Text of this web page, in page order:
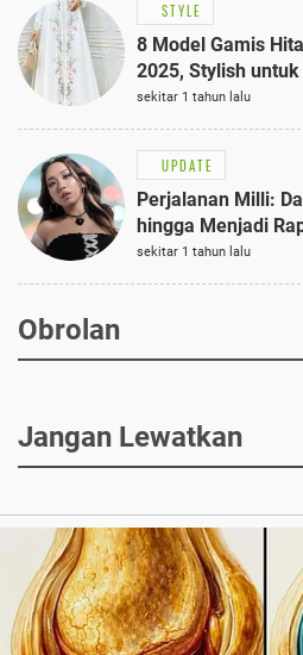
STYLE
8 Model Gamis
2025, Stylish
Semi-Formal
sekitar 1 tahun lalu
UPDATE
Perjalanan Milli:
hingga Menjadi
sekitar 1 tahun lalu
Obrolan
Jangan Lewatkan